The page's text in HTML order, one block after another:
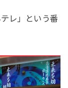
レ」という番